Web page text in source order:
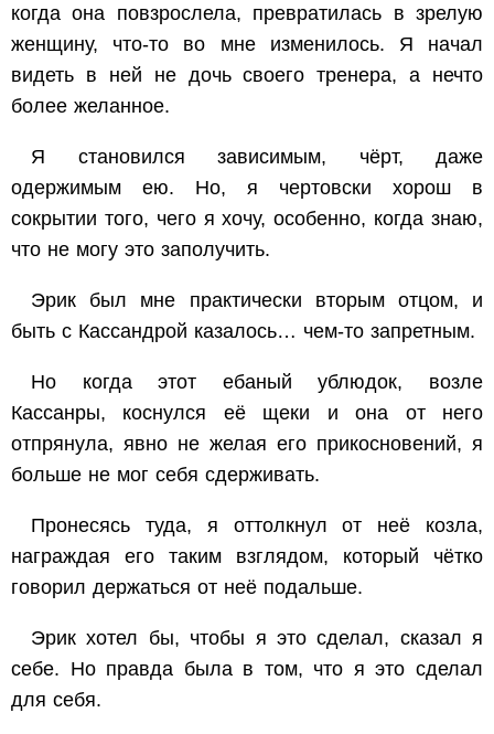
когда она повзрослела, превратилась в зрелую
женщину, что-то во мне изменилось. Я начал
видеть в ней не дочь своего тренера, а нечто
более желанное.
Я становился зависимым, чёрт, даже
одержимым ею. Но, я чертовски хорош в
сокрытии того, чего я хочу, особенно, когда знаю,
что не могу это заполучить.
Эрик был мне практически вторым отцом, и
быть с Кассандрой казалось… чем-то запретным.
Но когда этот ебаный ублюдок, возле
Кассанры, коснулся её щеки и она от него
отпрянула, явно не желая его прикосновений, я
больше не мог себя сдерживать.
Пронесясь туда, я оттолкнул от неё козла,
награждая его таким взглядом, который чётко
говорил держаться от неё подальше.
Эрик хотел бы, чтобы я это сделал, сказал я
себе. Но правда была в том, что я это сделал
для себя.